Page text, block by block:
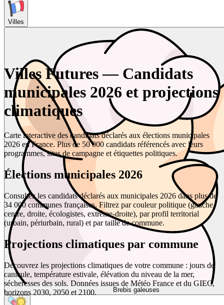
Villes
Brebis galeuses
Villes Futures — Candidats
municipales 2026 et projections
climatiques
Carte interactive des candidats déclarés aux élections municipales
2026 en France. Plus de 50 000 candidats référencés avec leurs
programmes, sites de campagne et étiquettes politiques.
Élections municipales 2026
Consultez les candidats déclarés aux municipales 2026 dans plus de
34 000 communes françaises. Filtrez par couleur politique (gauche,
centre, droite, écologistes, extrême-droite), par profil territorial
(urbain, périurbain, rural) et par taille de commune.
Projections climatiques par commune
Découvrez les projections climatiques de votre commune : jours de
canicule, température estivale, élévation du niveau de la mer,
sécheresses des sols. Données issues de Météo France et du GIEC,
horizons 2030, 2050 et 2100.